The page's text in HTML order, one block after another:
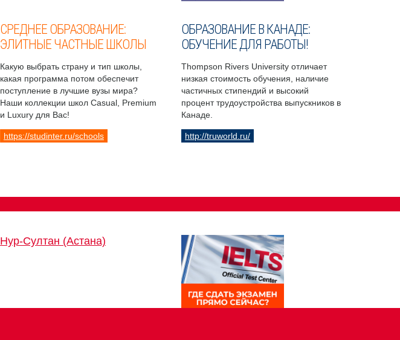
СРЕДНЕЕ ОБРАЗОВАНИЕ:
ЭЛИТНЫЕ ЧАСТНЫЕ ШКОЛЫ
Какую выбрать страну и тип школы,
какая программа потом обеспечит
поступление в лучшие вузы мира?
Наши коллекции школ Casual, Premium
и Luxury для Вас!
https://studinter.ru/schools
ОБРАЗОВАНИЕ В КАНАДЕ:
ОБУЧЕНИЕ ДЛЯ РАБОТЫ!
Thompson Rivers University отличает
низкая стоимость обучения, наличие
частичных стипендий и высокий
процент трудоустройства выпускников в
Канаде.
http://truworld.ru/
Нур-Султан (Астана)